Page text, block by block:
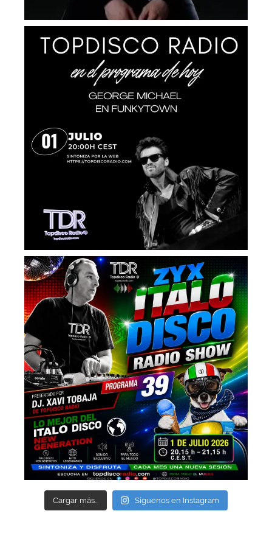
Cargar más... Síguenos en Instagram